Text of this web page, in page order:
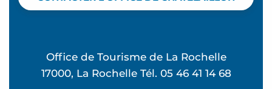
Office de Tourisme de La Rochelle
17000, La Rochelle Tél. 05 46 41 14 68